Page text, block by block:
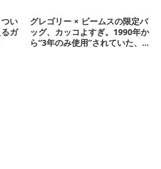
い
ガ
グレゴリー × ビームスの限定バ
ッグ、カッコよすぎ。1990年か
ら“3年のみ使用”されていた、紫